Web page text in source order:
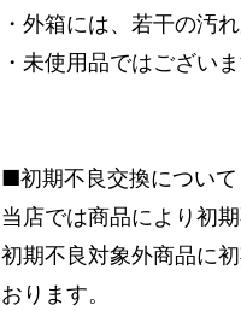
・外箱には、若干の汚
・未使用品ではござい
■初期不良交換について
当店では商品により初
初期不良対象外商品に
おります。